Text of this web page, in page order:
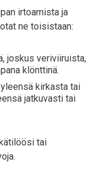
irtoamista ja
ne toisistaan:
joskus veriviiruista,
klönttinä.
kirkasta tai
jatkuvasti tai
tai